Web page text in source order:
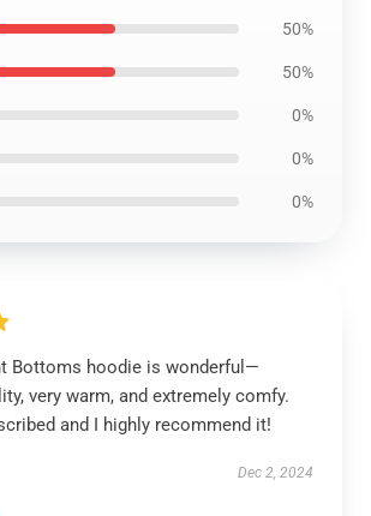
50%
50%
0%
0%
0%
Bottoms hoodie is wonderful—
very warm, and extremely comfy.
and I highly recommend it!
Dec 2, 2024